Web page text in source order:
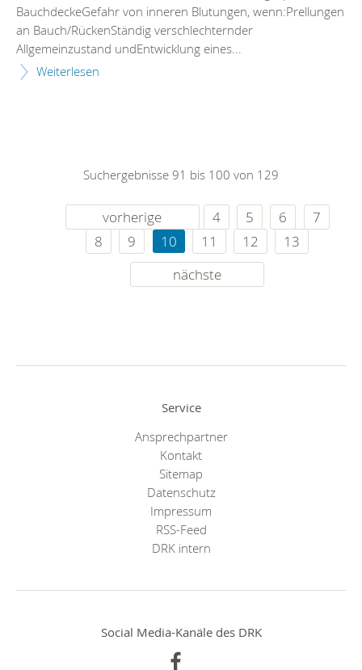
BauchdeckeGefahr von inneren Blutungen, wenn:Prellungen
an Bauch/RückenStändig verschlechternder
Allgemeinzustand undEntwicklung eines...
Weiterlesen
Suchergebnisse 91 bis 100 von 129
vorherige 4 5 6
7
8
9 10 11 12
13
nächste
Service
Ansprechpartner
Kontakt
Sitemap
Datenschutz
Impressum
RSS-Feed
DRK intern
Social Media-Kanäle des DRK